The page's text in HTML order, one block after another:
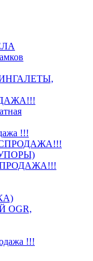
!!!
OGR,
!!!